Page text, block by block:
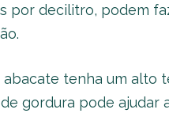
por decilitro, podem
abacate tenha um alto
gordura pode ajudar